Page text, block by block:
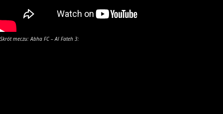
Skrót meczu: Abha FC – Al Fateh 3: